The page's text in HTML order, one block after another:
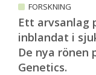
FORSKNING
Ett arvsanlag
inblandat i
De nya
Genetics.